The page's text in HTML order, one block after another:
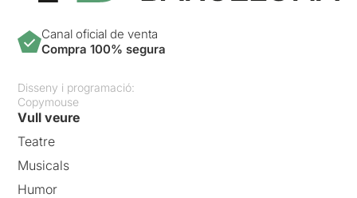
Canal oficial de venta
Compra 100% segura
Disseny i programació:
Copymouse
Vull veure
Teatre
Musicals
Humor